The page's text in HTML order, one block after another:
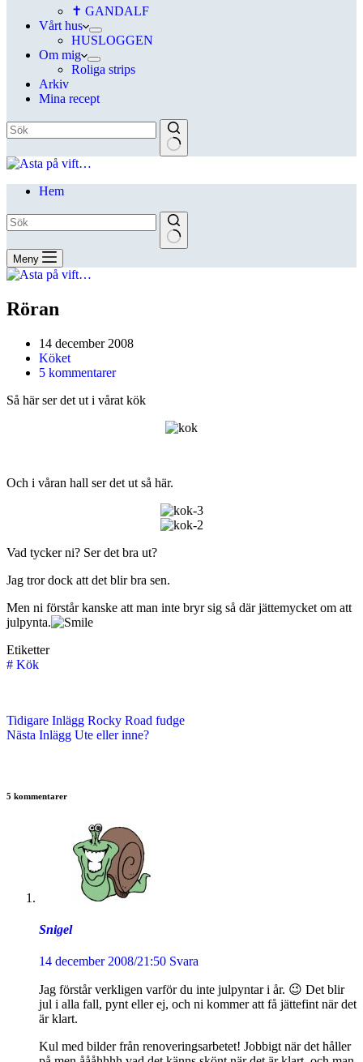
✝ GANDALF
Vårt hus
HUSLOGGEN
Om mig
Roliga strips
Arkiv
Mina recept
Hem
Meny
Röran
14 december 2008
Köket
5 kommentarer
Så här ser det ut i vårat kök
Och i våran hall ser det ut så här.
Vad tycker ni? Ser det bra ut?
Jag tror dock att det blir bra sen.
Men ni förstår kanske att man inte bryr sig så där jättemycket om att
julpynta.
Etiketter
# Kök
Tidigare Inlägg Rocky Road fudge
Nästa Inlägg Ute eller inne?
5 kommentarer
Snigel
14 december 2008/21:50 Svara
Jag förstår verkligen varför du inte julpyntar i år. 😉 Det blir
jul i alla fall, pynt eller ej, och ni kommer att få jättefint när det
är klart.
Kul med bilder från renoveringsarbetet! Jobbigt när det håller